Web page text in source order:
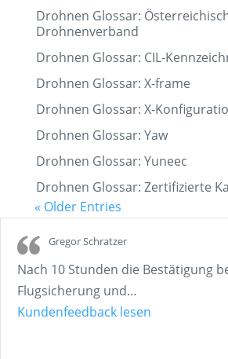
Drohnen Glossar:
Drohnenverband
Drohnen Glossar: CIL-
Drohnen Glossar: X-frame
Drohnen Glossar: X-
Drohnen Glossar: Yaw
Drohnen Glossar: Yuneec
Drohnen Glossar: Zertifizierte
« Older Entries
Gregor Schratzer
Nach 10 Stunden die Bestätigung
Flugsicherung und…
Kundenfeedback lesen